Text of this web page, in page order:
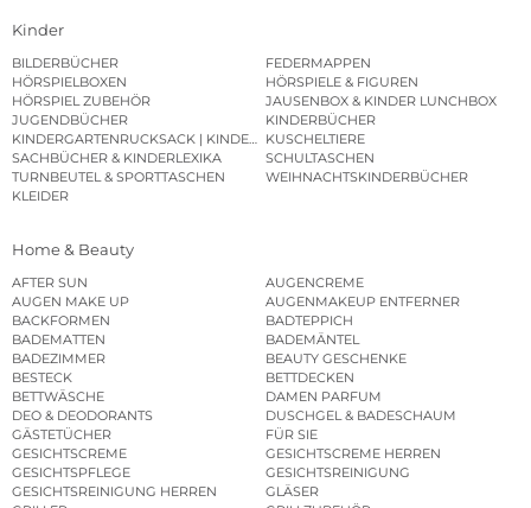
Kinder
BILDERBÜCHER
FEDERMAPPEN
HÖRSPIELBOXEN
HÖRSPIELE & FIGUREN
HÖRSPIEL ZUBEHÖR
JAUSENBOX & KINDER LUNCHBOX
JUGENDBÜCHER
KINDERBÜCHER
KINDERGARTENRUCKSACK | KINDERGARTENBEUTEL
KUSCHELTIERE
SACHBÜCHER & KINDERLEXIKA
SCHULTASCHEN
TURNBEUTEL & SPORTTASCHEN
WEIHNACHTSKINDERBÜCHER
KLEIDER
Home & Beauty
AFTER SUN
AUGENCREME
AUGEN MAKE UP
AUGENMAKEUP ENTFERNER
BACKFORMEN
BADTEPPICH
BADEMATTEN
BADEMÄNTEL
BADEZIMMER
BEAUTY GESCHENKE
BESTECK
BETTDECKEN
BETTWÄSCHE
DAMEN PARFUM
DEO & DEODORANTS
DUSCHGEL & BADESCHAUM
GÄSTETÜCHER
FÜR SIE
GESICHTSCREME
GESICHTSCREME HERREN
GESICHTSPFLEGE
GESICHTSREINIGUNG
GESICHTSREINIGUNG HERREN
GLÄSER